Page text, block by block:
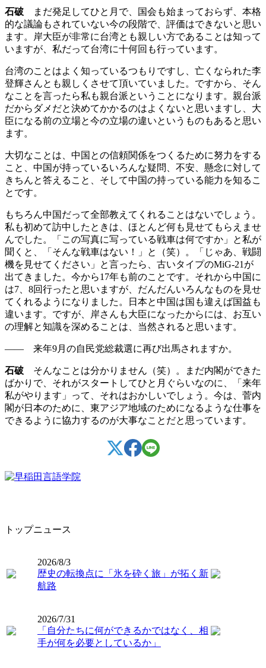
石破 まだ発足してひと月で、国会も始まっておらず、本格
的な議論もされていない今の段階で、評価はできないと思い
ます。岸大臣が非常に台湾とも親しい方であることは知って
いますが、私だって台湾に十何回も行っています。
台湾のことはよく知っているつもりですし、亡くなられた李
登輝さんとも親しくさせて頂いていました。ですから、そん
なことを言ったら私も親台派ということになります。親台派
だからダメだと決めてかかるのはよくないと思いますし、大
臣になる前の立場と今の立場の違いというものもあると思い
ます。
大切なことは、中国との信頼関係をつくるために努力をする
こと、中国が持っているいろんな疑問、不安、懸念に対して
きちんと答えること、そして中国の持っている能力を知るこ
とです。
もちろん中国だって全部教えてくれることはないでしょう。
私も初めて訪中したときは、ほとんど何も見せてもらえませ
んでした。「この写真に写っている戦車は何ですか」と私が
聞くと、「そんな戦車はない！」と（笑）。「じゃあ、戦闘
機を見せてください」と言ったら、古いタイプのMiG-21が
出てきました。今から17年も前のことです。それから中国に
は7、8回行ったと思いますが、だんだんいろんなものを見せ
てくれるようになりました。日本と中国は国も違えば国益も
違います。ですが、岸さんも大臣になったからには、お互い
の理解と知識を深めることは、当然されると思います。
—— 来年9月の自民党総裁選に再び出馬されますか。
石破 そんなことは分かりません（笑）。まだ内閣ができた
ばかりで、それがスタートしてひと月ぐらいなのに、「来年
私がやります」って、それはおかしいでしょう。今は、菅内
閣が日本のために、東アジア地域のためになるような仕事を
できるように協力するのが大事なことだと思っています。
トップニュース
2026/8/3
歴史の転換点に「氷を砕く旅」が拓く新
航路
2026/7/31
「自分たちに何ができるかではなく、相
手が何を必要としているか」